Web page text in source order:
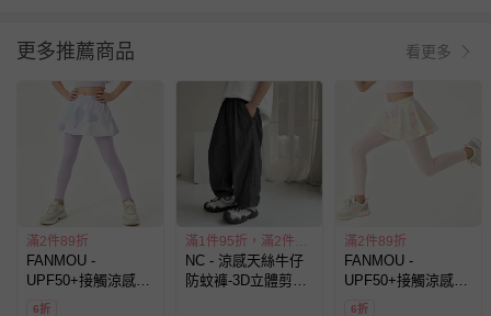
更多推薦商品 看更多
滿2件89折
FANMOU -
UPF50+接觸涼感內
搭褲裙-紫色
6折
滿1件95折，滿2件85折
NC - 涼感天絲牛仔
防蚊褲-3D立體剪裁-
滿2件89折
FANMOU -
UPF50+接觸涼感內
搭褲裙-粉色
6折